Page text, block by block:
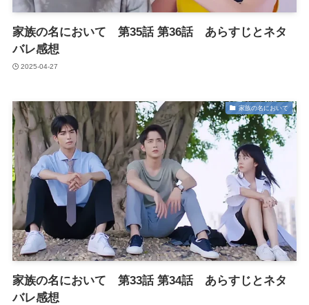
家族の名において 第35話 第36話 あらすじとネタ
バレ感想
2025-04-27
家族の名において
家族の名において 第33話 第34話 あらすじとネタ
バレ感想